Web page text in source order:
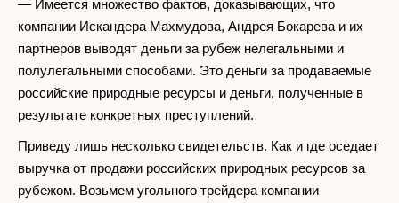
— Имеется множество фактов, доказывающих, что
компании Искандера Махмудова, Андрея Бокарева и их
партнеров выводят деньги за рубеж нелегальными и
полулегальными способами. Это деньги за продаваемые
российские природные ресурсы и деньги, полученные в
результате конкретных преступлений.
Приведу лишь несколько свидетельств. Как и где оседает
выручка от продажи российских природных ресурсов за
рубежом. Возьмем угольного трейдера компании